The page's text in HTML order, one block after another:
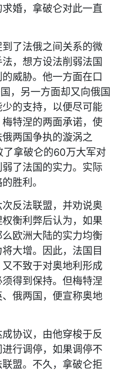
婚，拿破仑对此一直
了法俄之间关系的微
，想方设法削弱法国
威胁。他一方面在口
，另一方面却又向俄国
的支持，以便尽可能
特涅的两面承诺，使
两国争执的漩涡之
了拿破仑的60万大军对
了法国的实力。实际
胜利。
反法联盟，并劝说奥
衡利弊后认为，如果
欧洲大陆的实力均衡
大增。因此，法国目
不致于对奥地利形成
得到保持。但梅特涅
俄两国，便宣称奥地
协议，由他穿梭于反
行调停，如果调停不
盟。不久，拿破仑拒